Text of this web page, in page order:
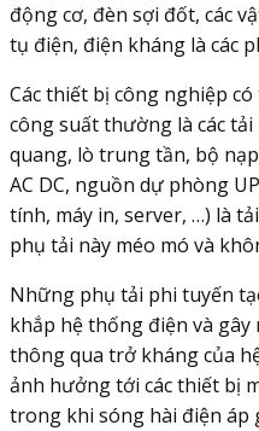
động cơ, đèn sợi đốt, các
tụ điện, điện kháng là các
Các thiết bị công nghiệp
công suất thường là các
quang, lò trung tần, bộ
AC DC, nguồn dự phòng
tính, máy in, server, …) là
phụ tải này méo mó và
Những phụ tải phi tuyến
khắp hệ thống điện và
thông qua trở kháng của
ảnh hưởng tới các thiết bị
trong khi sóng hài điện áp